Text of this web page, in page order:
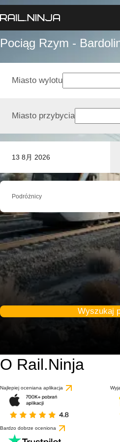
Pociąg Rzym -
13 8月 2026
Miasto wylotu
Miasto przybycia
Podróżnicy
Wyszukaj
O Rail.Ninja
Najlepiej oceniana aplikacja
Bardzo dobrze oceniona